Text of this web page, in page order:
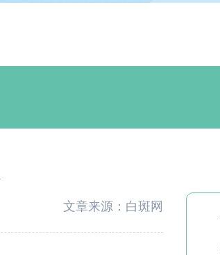
文章来源： 白斑网